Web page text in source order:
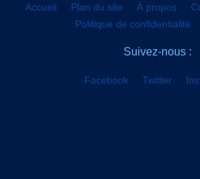
Accueil Plan du site À propos
Politique de confidentialité
Suivez-nous :
Facebook Twitter